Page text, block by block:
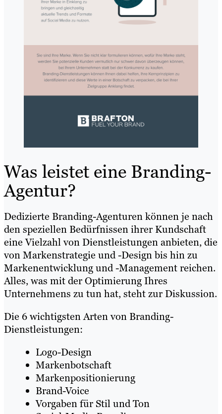
Was leistet eine Branding-
Agentur?
Dedizierte Branding-Agenturen können je nach
den speziellen Bedürfnissen ihrer Kundschaft
eine Vielzahl von Dienstleistungen anbieten, die
von Markenstrategie und -Design bis hin zu
Markenentwicklung und -Management reichen.
Alles, was mit der Optimierung Ihres
Unternehmens zu tun hat, steht zur Diskussion.
Die 6 wichtigsten Arten von Branding-
Dienstleistungen:
Logo-Design
Markenbotschaft
Markenpositionierung
Brand-Voice
Vorgaben für Stil und Ton